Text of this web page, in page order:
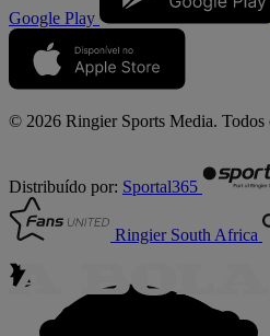
Google Play
© 2026 Ringier Sports Media. Todos
Distribuído por: Sportal365
Ringier South Africa